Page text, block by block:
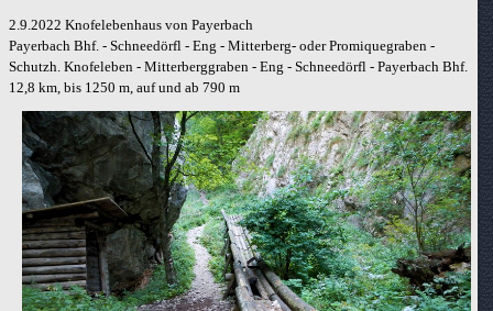
2.9.2022 Knofelebenhaus von Payerbach
Payerbach Bhf. - Schneedörfl - Eng - Mitterberg- oder Promiquegraben -
Schutzh. Knofeleben - Mitterberggraben - Eng - Schneedörfl - Payerbach Bhf.
12,8 km, bis 1250 m, auf und ab 790 m